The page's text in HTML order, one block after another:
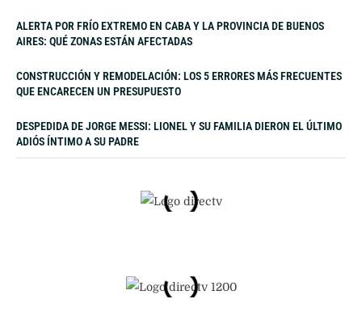
ALERTA POR FRÍO EXTREMO EN CABA Y LA PROVINCIA DE BUENOS
AIRES: QUÉ ZONAS ESTÁN AFECTADAS
CONSTRUCCIÓN Y REMODELACIÓN: LOS 5 ERRORES MÁS FRECUENTES
QUE ENCARECEN UN PRESUPUESTO
DESPEDIDA DE JORGE MESSI: LIONEL Y SU FAMILIA DIERON EL ÚLTIMO
ADIÓS ÍNTIMO A SU PADRE